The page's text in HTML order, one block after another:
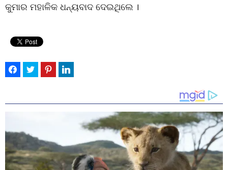
କୁମାର ମହାଳିକ ଧନ୍ୟବାଦ ଦେଇଥିଲେ ।